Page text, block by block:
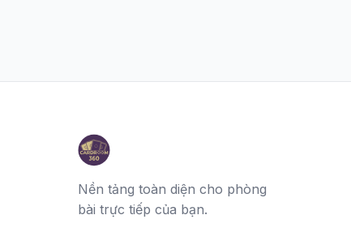
Nền tảng toàn diện cho phòng
bài trực tiếp của bạn.